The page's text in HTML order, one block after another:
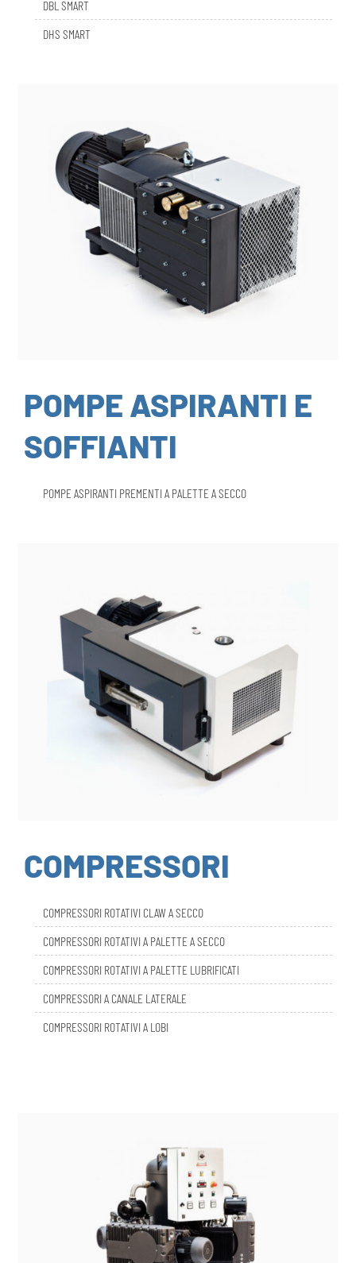
DHS SMART
POMPE ASPIRANTI E
SOFFIANTI
COMPRESSORI
COMPRESSORI ROTATIVI A PALETTE A SECCO
COMPRESSORI ROTATIVI A PALETTE LUBRIFICATI
COMPRESSORI A CANALE LATERALE
COMPRESSORI ROTATIVI A LOBI